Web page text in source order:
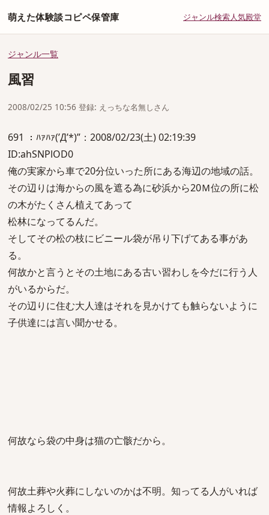
萌えた体験談コピペ保管庫 ジャンル検索人気殿堂
ジャンル一覧
風習
2008/02/25 10:56 登録: えっちな名無しさん
691 ：ﾊｧﾊｧ(’Д’*)”：2008/02/23(土) 02:19:39
ID:ahSNPlOD0
俺の実家から車で20分位いった所にある海辺の地域の話。
その辺りは海からの風を遮る為に砂浜から20Ｍ位の所に松
の木がたくさん植えてあって
松林になってるんだ。
そしてその松の枝にビニール袋が吊り下げてある事があ
る。
何故かと言うとその土地にある古い習わしを今だに行う人
がいるからだ。
その辺りに住む大人達はそれを見かけても触らないように
子供達には言い聞かせる。
何故なら袋の中身は猫の亡骸だから。
何故土葬や火葬にしないのかは不明。知ってる人がいれば
情報よろしく。